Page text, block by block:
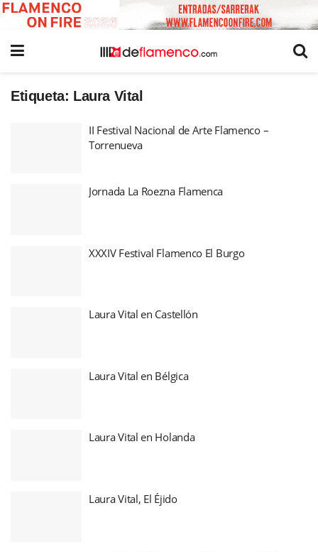
Etiqueta: Laura Vital
II Festival Nacional de Arte Flamenco –
Torrenueva
Jornada La Roezna Flamenca
XXXIV Festival Flamenco El Burgo
Laura Vital en Castellón
Laura Vital en Bélgica
Laura Vital en Holanda
Laura Vital, El Éjido